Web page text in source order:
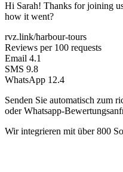
Hi Sarah! Thanks for joining
how it went?
rvz.link/harbour-tours
Reviews per 100 requests
Email 4.1
SMS 9.8
WhatsApp 12.4
Senden Sie automatisch zum
oder Whatsapp-
Wir integrieren mit über 800